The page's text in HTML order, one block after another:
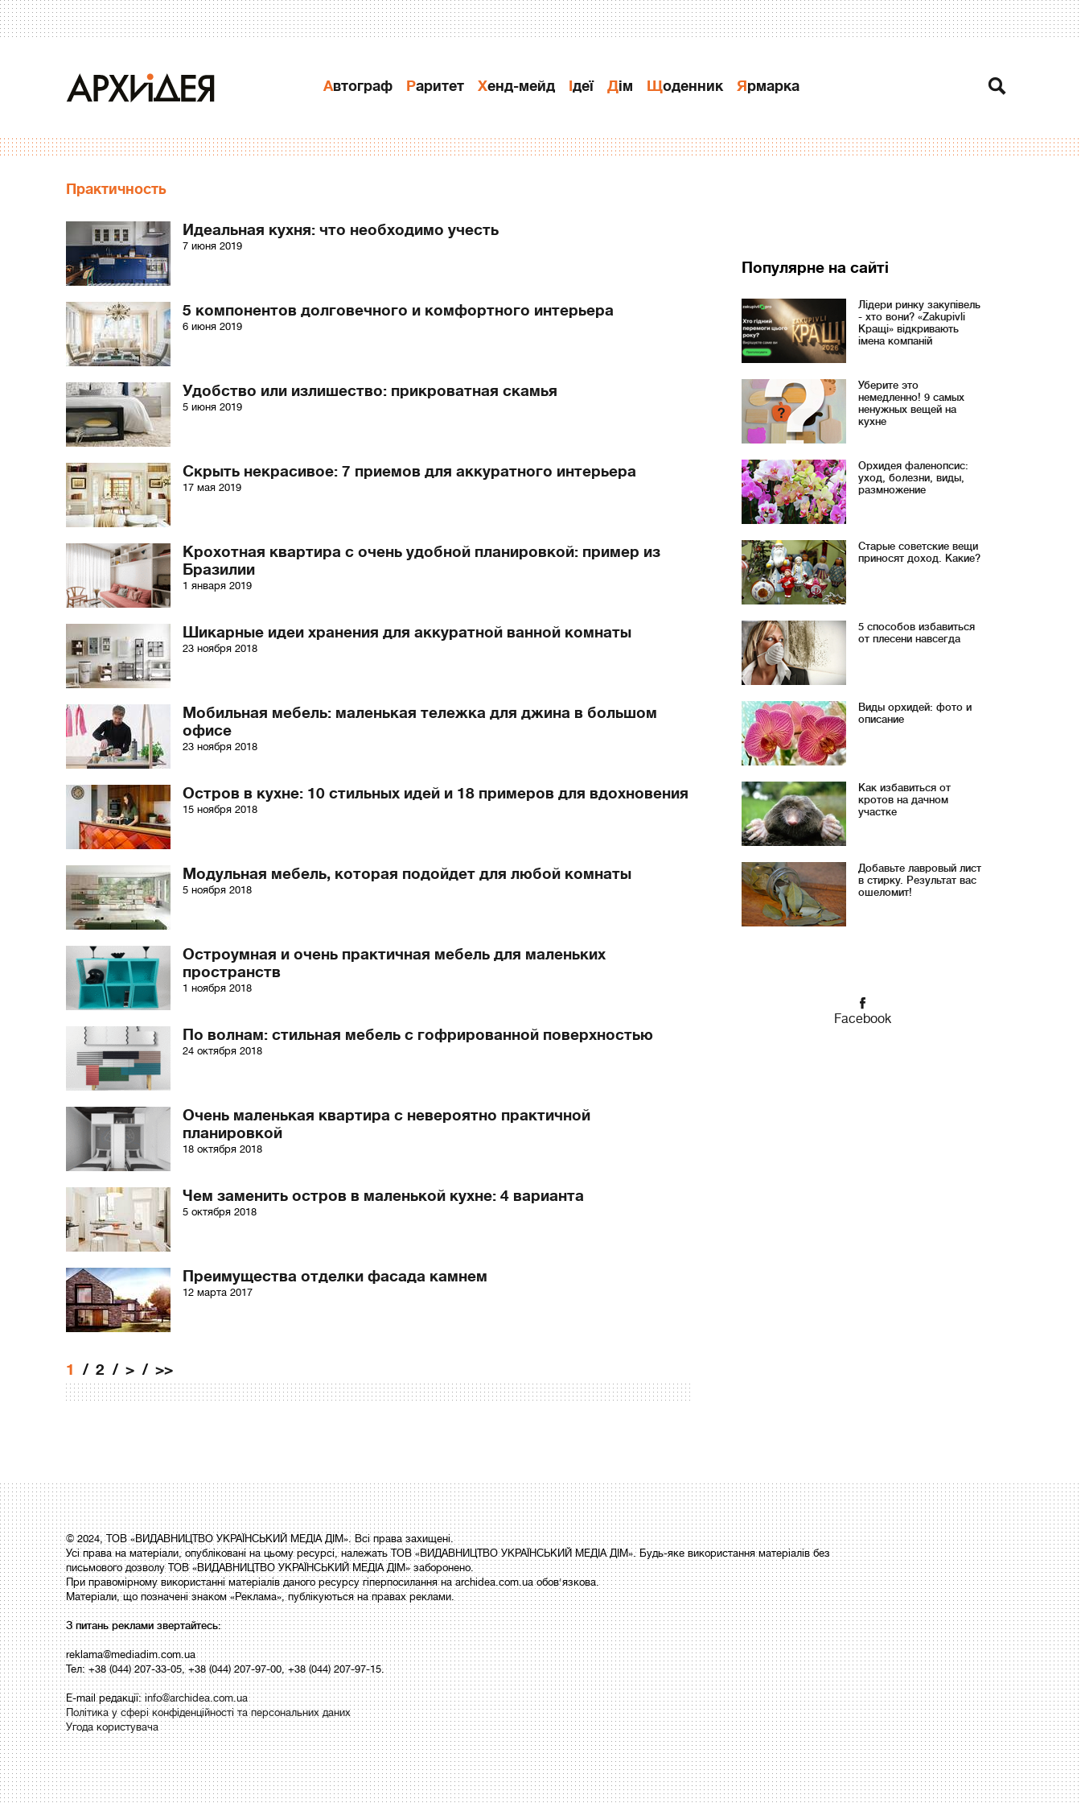
Автограф Раритет Хенд-мейд Ідеї Дiм Щоденник Ярмарка
Практичность
Идеальная кухня: что необходимо учесть
7 июня 2019
5 компонентов долговечного и комфортного интерьера
6 июня 2019
Удобство или излишество: прикроватная скамья
5 июня 2019
Скрыть некрасивое: 7 приемов для аккуратного интерьера
17 мая 2019
Крохотная квартира с очень удобной планировкой: пример из
Бразилии
1 января 2019
Шикарные идеи хранения для аккуратной ванной комнаты
23 ноября 2018
Мобильная мебель: маленькая тележка для джина в большом
офисе
23 ноября 2018
Остров в кухне: 10 стильных идей и 18 примеров для вдохновения
15 ноября 2018
Модульная мебель, которая подойдет для любой комнаты
5 ноября 2018
Остроумная и очень практичная мебель для маленьких
пространств
1 ноября 2018
По волнам: стильная мебель с гофрированной поверхностью
24 октября 2018
Очень маленькая квартира с невероятно практичной
планировкой
18 октября 2018
Чем заменить остров в маленькой кухне: 4 варианта
5 октября 2018
Преимущества отделки фасада камнем
12 марта 2017
1 2 > >>
Популярне на сайті
Лідери ринку закупівель
- хто вони? «Zakupivli
Кращі» відкривають
імена компаній
Уберите это
немедленно! 9 самых
ненужных вещей на
кухне
Орхидея фаленопсис:
уход, болезни, виды,
размножение
Старые советские вещи
приносят доход. Какие?
5 способов избавиться
от плесени навсегда
Виды орхидей: фото и
описание
Как избавиться от
кротов на дачном
участке
Добавьте лавровый лист
в стирку. Результат вас
ошеломит!
Facebook
© 2024, ТОВ «ВИДАВНИЦТВО УКРАЇНСЬКИЙ МЕДІА ДІМ». Всі права захищені.
Усі права на матеріали, опубліковані на цьому ресурсі, належать ТОВ «ВИДАВНИЦТВО УКРАЇНСЬКИЙ МЕДІА ДІМ». Будь-яке використання матеріалів без
письмового дозволу ТОВ «ВИДАВНИЦТВО УКРАЇНСЬКИЙ МЕДІА ДІМ» заборонено.
При правомірному використанні матеріалів даного ресурсу гіперпосилання на archidea.com.ua обов'язкова.
Матеріали, що позначені знаком «Реклама», публікуються на правах реклами.
З питань реклами звертайтесь:
reklama@mediadim.com.ua
Тел: +38 (044) 207-33-05, +38 (044) 207-97-00, +38 (044) 207-97-15.
E-mail редакції: info@archidea.com.ua
Політика у сфері конфіденційності та персональних даних
Угода користувача